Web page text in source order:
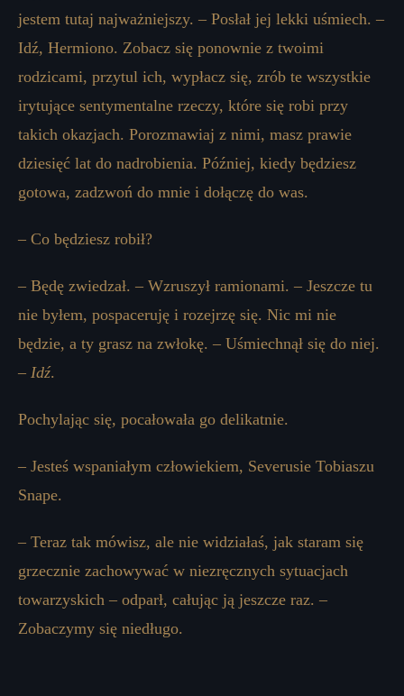
jestem tutaj najważniejszy. – Posłał jej lekki uśmiech. –
Idź, Hermiono. Zobacz się ponownie z twoimi
rodzicami, przytul ich, wypłacz się, zrób te wszystkie
irytujące sentymentalne rzeczy, które się robi przy
takich okazjach. Porozmawiaj z nimi, masz prawie
dziesięć lat do nadrobienia. Później, kiedy będziesz
gotowa, zadzwoń do mnie i dołączę do was.
– Co będziesz robił?
– Będę zwiedzał. – Wzruszył ramionami. – Jeszcze tu
nie byłem, pospaceruję i rozejrzę się. Nic mi nie
będzie, a ty grasz na zwłokę. – Uśmiechnął się do niej.
– Idź.
Pochylając się, pocałowała go delikatnie.
– Jesteś wspaniałym człowiekiem, Severusie Tobiaszu
Snape.
– Teraz tak mówisz, ale nie widziałaś, jak staram się
grzecznie zachowywać w niezręcznych sytuacjach
towarzyskich – odparł, całując ją jeszcze raz. –
Zobaczymy się niedługo.